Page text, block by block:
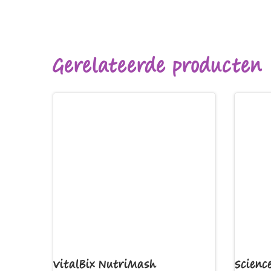
Gerelateerde producten
VitalBix NutriMash